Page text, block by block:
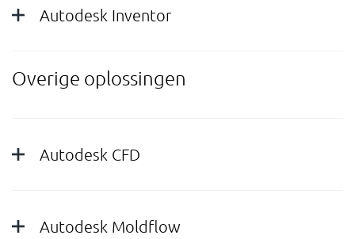
Autodesk Inventor
Overige oplossingen
Autodesk CFD
Autodesk Moldflow